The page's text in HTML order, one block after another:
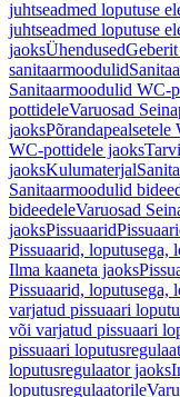
juhtseadmed loputuse
juhtseadmed loputuse
jaoksÜhendused
sanitaarmoodulid
Sanitaarmoodulid WC-
pottideleVaruosad
jaoks
WC-pottidele jaoks
jaoksKulumaterjal
Sanitaarmoodulid
bideedeleVaruosad
jaoksPissuaarid
Pissuaarid, loputusega,
Ilma kaaneta jaoks
Pissuaarid, loputusega,
varjatud pissuaari
või varjatud pissuaari
pissuaari
loputusregulaator jaoks
loputusregulaatorile